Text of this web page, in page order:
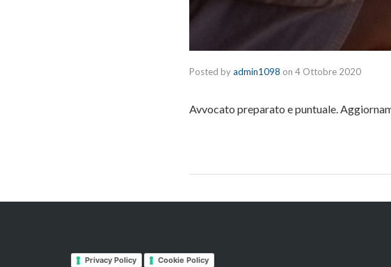
Posted byadmin1098 on 4 Ottobre 2020
Avvocato preparato e puntuale.
Privacy Policy Cookie Policy